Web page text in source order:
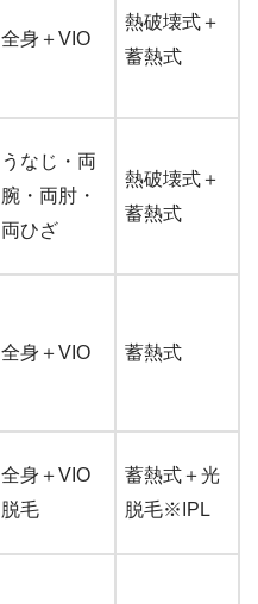
全身＋VIO
熱破壊式＋
蓄熱式
うなじ・両
腕・両肘・
両ひざ
熱破壊式＋
蓄熱式
全身＋VIO 蓄熱式
全身＋VIO
脱毛
蓄熱式＋光
脱毛※IPL